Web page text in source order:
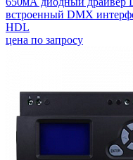
встроенный DMX
HDL
цена по запросу